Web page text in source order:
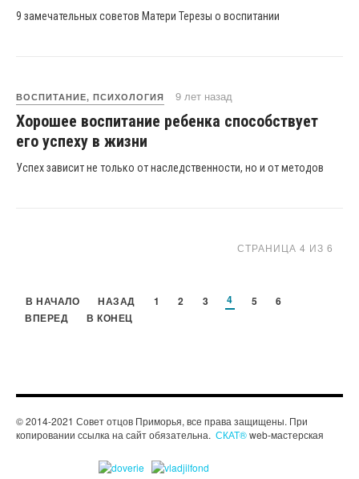
9 замечательных советов Матери Терезы о воспитании
ВОСПИТАНИЕ, ПСИХОЛОГИЯ 9 лет назад
Хорошее воспитание ребенка способствует
его успеху в жизни
Успех зависит не только от наследственности, но и от методов
СТРАНИЦА 4 ИЗ 6
В НАЧАЛО НАЗАД 1 2 3 4 5
6
ВПЕРЕД
В КОНЕЦ
© 2014-2021 Совет отцов Приморья, все права защищены. При
копировании ссылка на сайт обязательна. СКАТ®web-мастерская